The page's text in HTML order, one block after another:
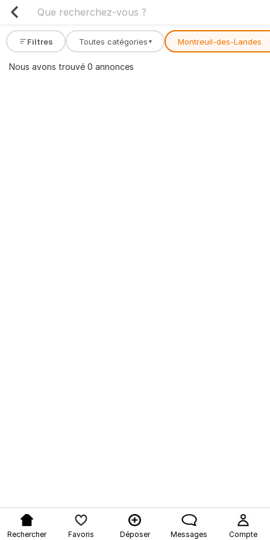
Filtres Toutes catégories ▾ Montreuil-des-Landes
Nous avons trouvé 0 annonces
Rechercher Favoris Déposer Messages Compte